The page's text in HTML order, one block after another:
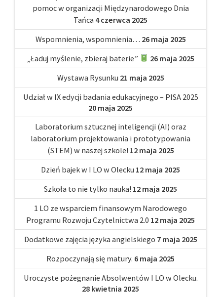
pomoc w organizacji Międzynarodowego Dnia
Tańca 4 czerwca 2025
Wspomnienia, wspomnienia… 26 maja 2025
„Ładuj myślenie, zbieraj baterie”
26 maja 2025
Wystawa Rysunku 21 maja 2025
Udział w IX edycji badania edukacyjnego – PISA 2025
20 maja 2025
Laboratorium sztucznej inteligencji (AI) oraz
laboratorium projektowania i prototypowania
(STEM) w naszej szkole! 12 maja 2025
Dzień bajek w I LO w Olecku 12 maja 2025
Szkoła to nie tylko nauka! 12 maja 2025
1 LO ze wsparciem finansowym Narodowego
Programu Rozwoju Czytelnictwa 2.0 12 maja 2025
Dodatkowe zajęcia języka angielskiego 7 maja 2025
Rozpoczynają się matury. 6 maja 2025
Uroczyste pożegnanie Absolwentów I LO w Olecku.
28 kwietnia 2025